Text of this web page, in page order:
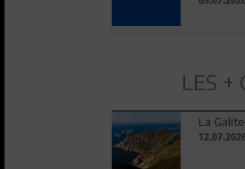
LES +
La